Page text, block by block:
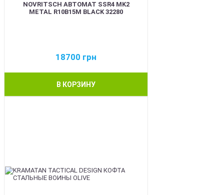
NOVRITSCH АВТОМАТ SSR4 MK2
METAL R10B15M BLACK 32280
18700 грн
В КОРЗИНУ